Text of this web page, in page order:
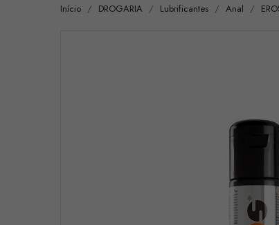
Início DROGARIA Lubrificantes Anal